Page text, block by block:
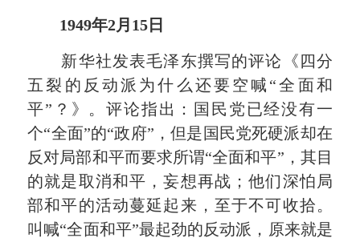
1949年2月15日
新华社发表毛泽东撰写的评论《四分
五裂的反动派为什么还要空喊“全面和
平”？》。评论指出：国民党已经没有一
个“全面”的“政府”，但是国民党死硬派却在
反对局部和平而要求所谓“全面和平”，其目
的就是取消和平，妄想再战；他们深怕局
部和平的活动蔓延起来，至于不可收拾。
叫喊“全面和平”最起劲的反动派，原来就是